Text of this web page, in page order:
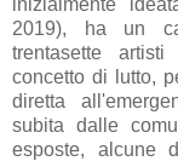
2019), ha un
trentasette
concetto di lutto,
diretta
subita dalle
esposte, alcune